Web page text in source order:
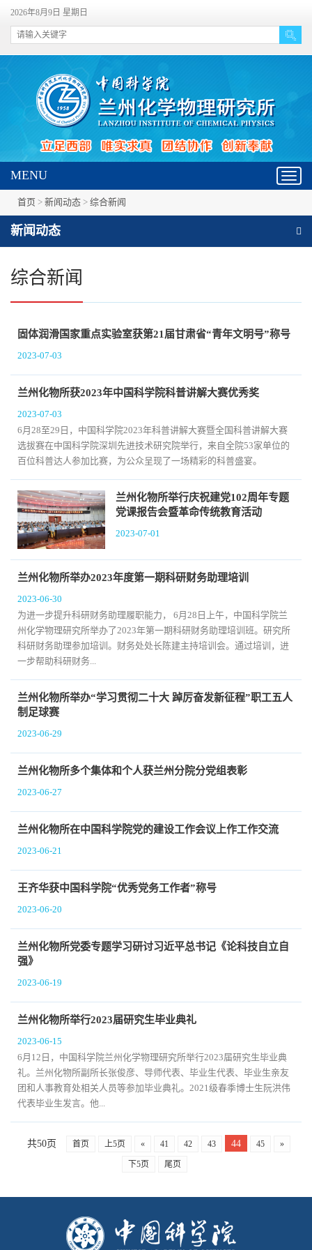
2026年8月9日 星期日
MENU
首页 > 新闻动态 > 综合新闻
新闻动态
综合新闻
固体润滑国家重点实验室获第21届甘肃省“青年文明号”称号
2023-07-03
兰州化物所获2023年中国科学院科普讲解大赛优秀奖
2023-07-03
6月28至29日，中国科学院2023年科普讲解大赛暨全国科普讲解大赛
选拔赛在中国科学院深圳先进技术研究院举行，来自全院53家单位的
百位科普达人参加比赛，为公众呈现了一场精彩的科普盛宴。
兰州化物所举行庆祝建党102周年专题
党课报告会暨革命传统教育活动
2023-07-01
兰州化物所举办2023年度第一期科研财务助理培训
2023-06-30
为进一步提升科研财务助理履职能力， 6月28日上午，中国科学院兰
州化学物理研究所举办了2023年第一期科研财务助理培训班。研究所
科研财务助理参加培训。财务处处长陈建主持培训会。通过培训，进
一步帮助科研财务...
兰州化物所举办“学习贯彻二十大 踔厉奋发新征程”职工五人
制足球赛
2023-06-29
兰州化物所多个集体和个人获兰州分院分党组表彰
2023-06-27
兰州化物所在中国科学院党的建设工作会议上作工作交流
2023-06-21
王齐华获中国科学院“优秀党务工作者”称号
2023-06-20
兰州化物所党委专题学习研讨习近平总书记《论科技自立自
强》
2023-06-19
兰州化物所举行2023届研究生毕业典礼
2023-06-15
6月12日，中国科学院兰州化学物理研究所举行2023届研究生毕业典
礼。兰州化物所副所长张俊彦、导师代表、毕业生代表、毕业生亲友
团和人事教育处相关人员等参加毕业典礼。2021级春季博士生阮洪伟
代表毕业生发言。他...
共50页 首页 上5页 « 41 42 43 44 45 »
下5页 尾页